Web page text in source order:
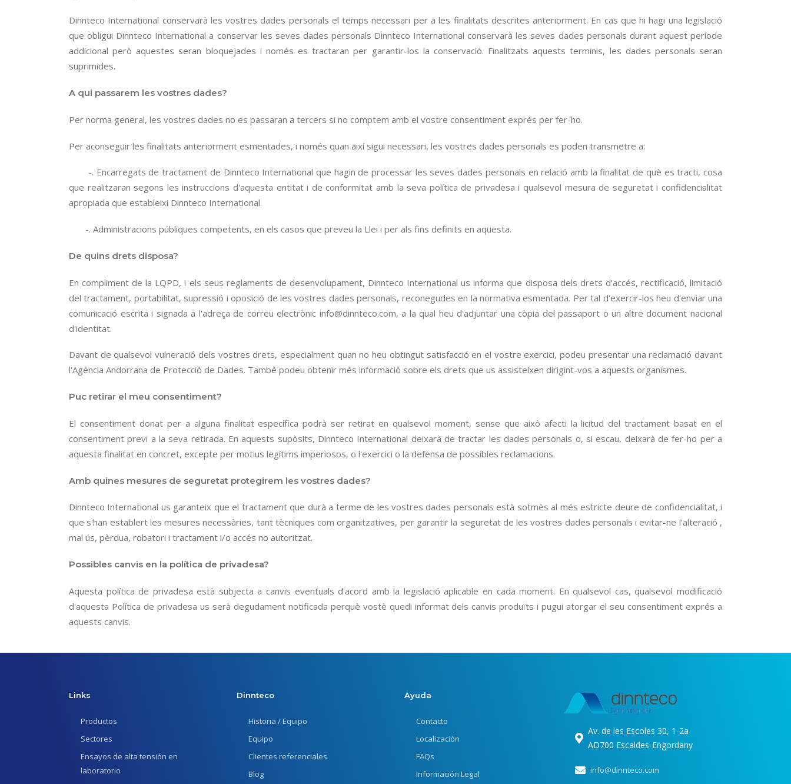
Dinnteco International conservarà les vostres dades personals el temps necessari per a les finalitats descrites anteriorment. En cas que hi hagi una legislació
que obligui Dinnteco International a conservar les seves dades personals Dinnteco International conservarà les seves dades personals durant aquest període
addicional però aquestes seran bloquejades i només es tractaran per garantir-los la conservació. Finalitzats aquests terminis, les dades personals seran
suprimides.
A qui passarem les vostres dades?
Per norma general, les vostres dades no es passaran a tercers si no comptem amb el vostre consentiment exprés per fer-ho.
Per aconseguir les finalitats anteriorment esmentades, i només quan així sigui necessari, les vostres dades personals es poden transmetre a:
-. Encarregats de tractament de Dinnteco International que hagin de processar les seves dades personals en relació amb la finalitat de què es tracti, cosa
que realitzaran segons les instruccions d'aquesta entitat i de conformitat amb la seva política de privadesa i qualsevol mesura de seguretat i confidencialitat
apropiada que estableixi Dinnteco International.
-. Administracions públiques competents, en els casos que preveu la Llei i per als fins definits en aquesta.
De quins drets disposa?
En compliment de la LQPD, i els seus reglaments de desenvolupament, Dinnteco International us informa que disposa dels drets d'accés, rectificació, limitació
del tractament, portabilitat, supressió i oposició de les vostres dades personals, reconegudes en la normativa esmentada. Per tal d'exercir-los heu d'enviar una
comunicació escrita i signada a l'adreça de correu electrònic info@dinnteco.com, a la qual heu d'adjuntar una còpia del passaport o un altre document nacional
d'identitat.
Davant de qualsevol vulneració dels vostres drets, especialment quan no heu obtingut satisfacció en el vostre exercici, podeu presentar una reclamació davant
l'Agència Andorrana de Protecció de Dades. També podeu obtenir més informació sobre els drets que us assisteixen dirigint-vos a aquests organismes.
Puc retirar el meu consentiment?
El consentiment donat per a alguna finalitat específica podrà ser retirat en qualsevol moment, sense que això afecti la licitud del tractament basat en el
consentiment previ a la seva retirada. En aquests supòsits, Dinnteco International deixarà de tractar les dades personals o, si escau, deixarà de fer-ho per a
aquesta finalitat en concret, excepte per motius legítims imperiosos, o l'exercici o la defensa de possibles reclamacions.
Amb quines mesures de seguretat protegirem les vostres dades?
Dinnteco International us garanteix que el tractament que durà a terme de les vostres dades personals està sotmès al més estricte deure de confidencialitat, i
que s'han establert les mesures necessàries, tant tècniques com organitzatives, per garantir la seguretat de les vostres dades personals i evitar-ne l'alteració ,
mal ús, pèrdua, robatori i tractament i/o accés no autoritzat.
Possibles canvis en la política de privadesa?
Aquesta política de privadesa està subjecta a canvis eventuals d'acord amb la legislació aplicable en cada moment. En qualsevol cas, qualsevol modificació
d'aquesta Política de privadesa us serà degudament notificada perquè vostè quedi informat dels canvis produïts i pugui atorgar el seu consentiment exprés a
aquests canvis.
Links
Productos
Sectores
Ensayos de alta tensión en
laboratorio
Dinnteco
Historia / Equipo
Equipo
Clientes referenciales
Blog
Ayuda
Contacto
Localización
FAQs
Información Legal
Av. de les Escoles 30, 1-2a
AD700 Escaldes-Engordany
info@dinnteco.com